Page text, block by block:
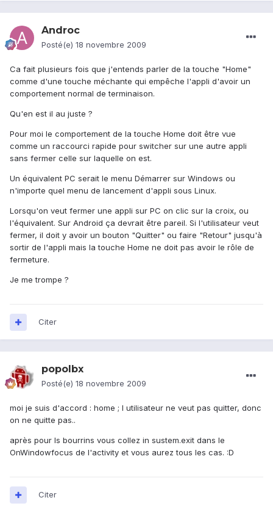
Androc
Posté(e) 18 novembre 2009
Ca fait plusieurs fois que j'entends parler de la touche "Home"
comme d'une touche méchante qui empêche l'appli d'avoir un
comportement normal de terminaison.
Qu'en est il au juste ?
Pour moi le comportement de la touche Home doit être vue
comme un raccourci rapide pour switcher sur une autre appli
sans fermer celle sur laquelle on est.
Un équivalent PC serait le menu Démarrer sur Windows ou
n'importe quel menu de lancement d'appli sous Linux.
Lorsqu'on veut fermer une appli sur PC on clic sur la croix, ou
l'équivalent. Sur Android ça devrait être pareil. Si l'utilisateur veut
fermer, il doit y avoir un bouton "Quitter" ou faire "Retour" jusqu'à
sortir de l'appli mais la touche Home ne doit pas avoir le rôle de
fermeture.
Je me trompe ?
Citer
popolbx
Posté(e) 18 novembre 2009
moi je suis d'accord : home ; l utilisateur ne veut pas quitter, donc
on ne quitte pas..
après pour ls bourrins vous collez in sustem.exit dans le
OnWindowfocus de l'activity et vous aurez tous les cas. :D
Citer